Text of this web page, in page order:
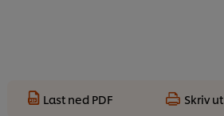
Last ned PDF Skriv ut